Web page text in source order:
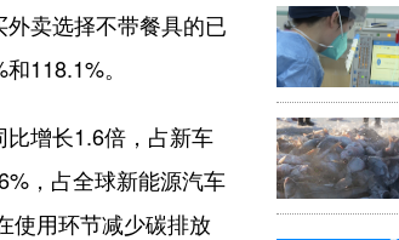
卖选择不带餐具的已
118.1%。
增长1.6倍，占新车
，占全球新能源汽车
使用环节减少碳排放